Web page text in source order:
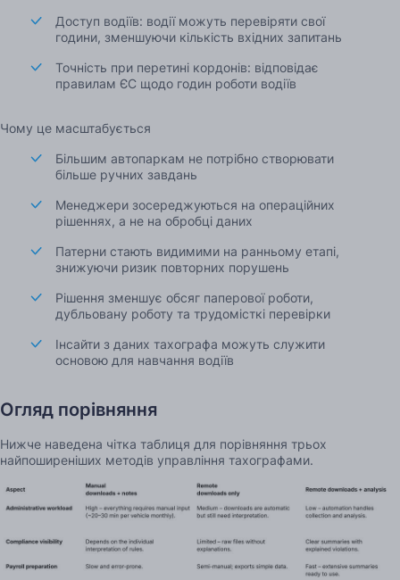
Доступ водіїв: водії можуть перевіряти свої
години, зменшуючи кількість вхідних запитань
Точність при перетині кордонів: відповідає
правилам ЄС щодо годин роботи водіїв
Чому це масштабується
Більшим автопаркам не потрібно створювати
більше ручних завдань
Менеджери зосереджуються на операційних
рішеннях, а не на обробці даних
Патерни стають видимими на ранньому етапі,
знижуючи ризик повторних порушень
Рішення зменшує обсяг паперової роботи,
дубльовану роботу та трудомісткі перевірки
Інсайти з даних тахографа можуть служити
основою для навчання водіїв
Огляд порівняння
Нижче наведена чітка таблиця для порівняння трьох
найпоширеніших методів управління тахографами.